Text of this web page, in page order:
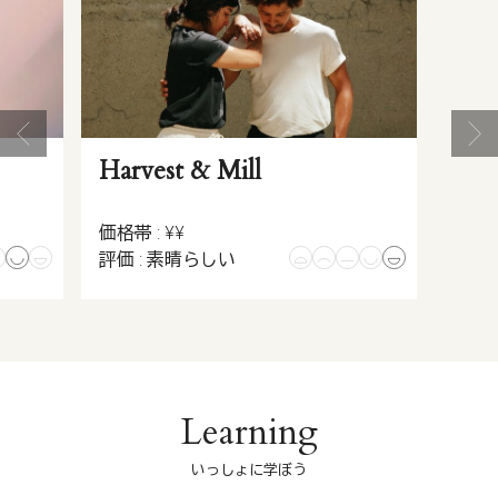
Harvest & Mill
価格帯 : ¥¥
評価 : 素晴らしい
Learning
いっしょに学ぼう